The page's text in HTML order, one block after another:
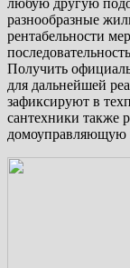
разнообразные
рентабельности
Получить
для дальнейшей
зафиксируют в
сантехники также
домоуправляющую